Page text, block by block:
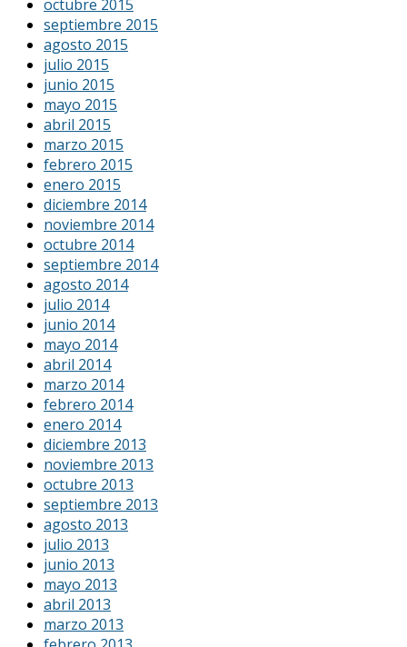
octubre 2015
septiembre 2015
agosto 2015
julio 2015
junio 2015
mayo 2015
abril 2015
marzo 2015
febrero 2015
enero 2015
diciembre 2014
noviembre 2014
octubre 2014
septiembre 2014
agosto 2014
julio 2014
junio 2014
mayo 2014
abril 2014
marzo 2014
febrero 2014
enero 2014
diciembre 2013
noviembre 2013
octubre 2013
septiembre 2013
agosto 2013
julio 2013
junio 2013
mayo 2013
abril 2013
marzo 2013